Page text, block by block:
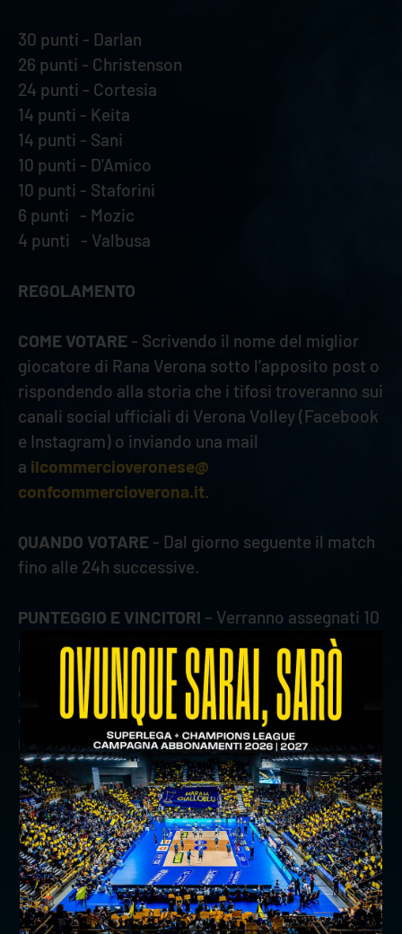
30 punti - Darlan
26 punti - Christenson
24 punti - Cortesia
14 punti - Keita
14 punti - Sani
10 punti - D'Amico
10 punti - Staforini
6 punti - Mozic
4 punti - Valbusa
REGOLAMENTO
COME VOTARE - Scrivendo il nome del miglior
giocatore di Rana Verona sotto l’apposito post o
rispondendo alla storia che i tifosi troveranno sui
canali social ufficiali di Verona Volley (Facebook
e Instagram) o inviando una mail
a ilcommercioveronese@
confcommercioverona.it
QUANDO VOTARE - Dal giorno seguente il match
fino alle 24h successive.
PUNTEGGIO E VINCITORI – Verranno assegnati 10
punti al vincitore di giornata, 6 punti al secondo
classificato e 4 al terzo. Al termine del girone
d’andata verrà premiato il “Campione d’Inverno”;
al termine della stagione, invece, il 1° classificato
riceverà il "Trofeo Confcommercio Verona”.
precedente:game review: rana verona-yuasa battery
grottazzolina
successivo:la supercoppa italiana si giocherà a trieste il
28 febbraio e il 1° marzo
news prima squadra